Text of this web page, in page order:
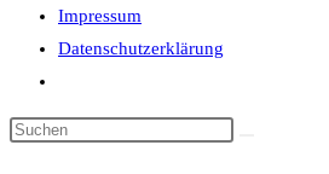
Impressum
Datenschutzerklärung